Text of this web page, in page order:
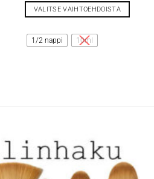
VALITSE VAIHTOEHDOISTA
tuotteella
on
1/2 nappi 10ml